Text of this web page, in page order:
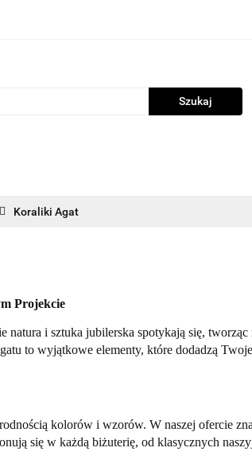
Koraliki Agat
Projekcie
i sztuka jubilerska spotykają się, tworząc
to wyjątkowe elementy, które dodadzą
kolorów i wzorów. W naszej ofercie
się w każdą biżuterię, od klasycznych